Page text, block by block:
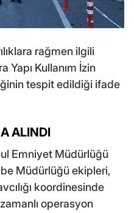
rağmen ilgili
Yapı Kullanım İzin
tespit edildiği ifade
ALINDI
Emniyet Müdürlüğü
Müdürlüğü ekipleri,
koordinesinde
operasyon